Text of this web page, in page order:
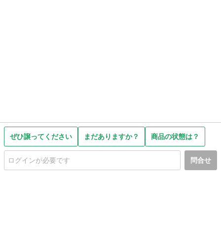
ぜひ譲ってください まだありますか？ 商品の状態は？
問合せ